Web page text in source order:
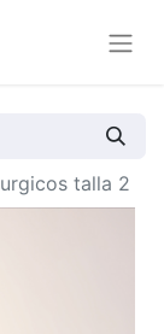
talla 2